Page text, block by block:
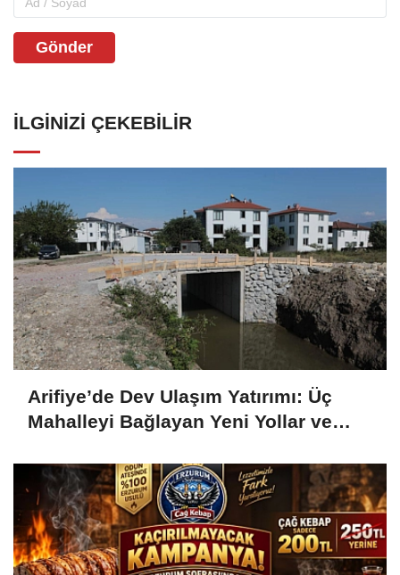
Gönder
İLGINIZI ÇEKEBILIR
Arifiye’de Dev Ulaşım Yatırımı: Üç
Mahalleyi Bağlayan Yeni Yollar ve